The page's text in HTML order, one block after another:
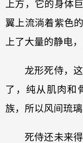
上方，它的身体
翼上流淌着紫色
上了大量的静电
龙形死侍，
了，纯从肌肉和
族，所以风间琉璃
死侍还未来